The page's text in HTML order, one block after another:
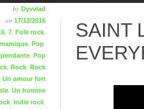
by Dyvvlad
on 17/12/2016
7 Folk rock
Pop
Pop
Rock Rock
Un amour fort
Un homme
indie rock
SAINT